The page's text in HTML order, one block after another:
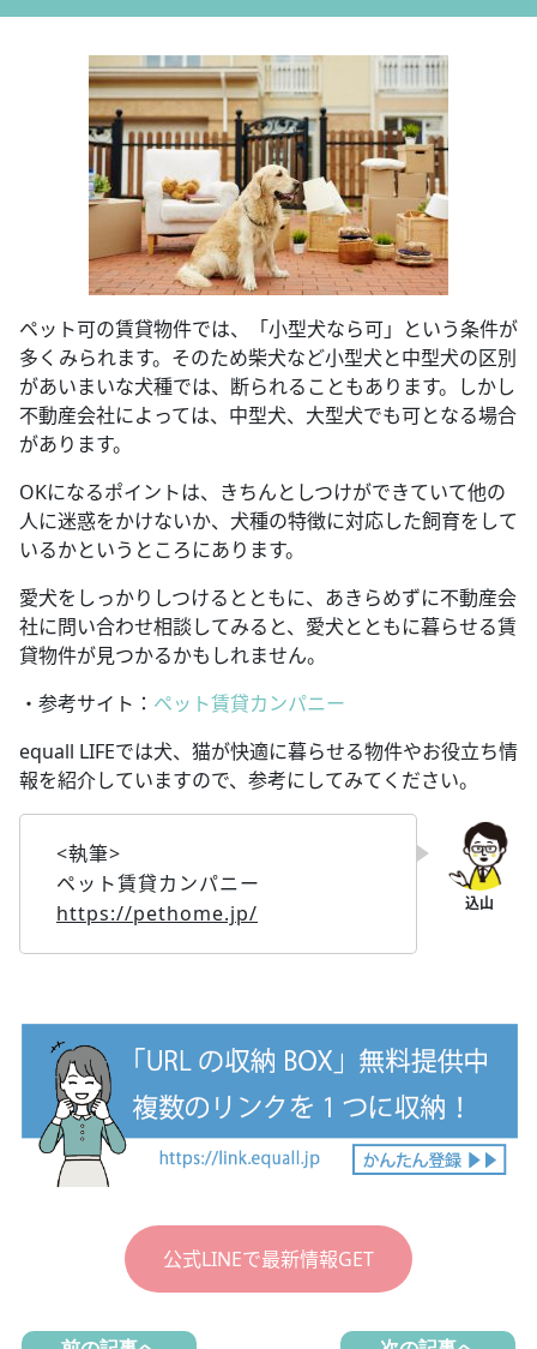
ペット可の賃貸物件では、「小型犬なら可」という条件が
多くみられます。そのため柴犬など小型犬と中型犬の区別
があいまいな犬種では、断られることもあります。しかし
不動産会社によっては、中型犬、大型犬でも可となる場合
があります。
OKになるポイントは、きちんとしつけができていて他の
人に迷惑をかけないか、犬種の特徴に対応した飼育をして
いるかというところにあります。
愛犬をしっかりしつけるとともに、あきらめずに不動産会
社に問い合わせ相談してみると、愛犬とともに暮らせる賃
貸物件が見つかるかもしれません。
・参考サイト： ペット賃貸カンパニー
equall LIFEでは犬、猫が快適に暮らせる物件やお役立ち情
報を紹介していますので、参考にしてみてください。
<執筆>
ペット賃貸カンパニー
https://pethome.jp/
公式LINEで最新情報GET